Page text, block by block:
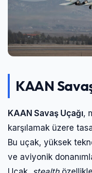
KAAN
KAAN Savaş Uçağı,
karşılamak üzere
Bu uçak, yüksek
ve aviyonik